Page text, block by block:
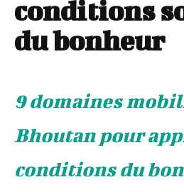
conditions
du bonheur
9 domaines
Bhoutan pour
conditions du